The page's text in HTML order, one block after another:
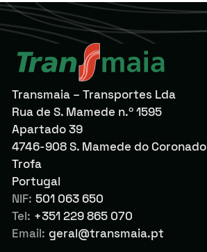
Transmaia – Transportes Lda
Rua de S. Mamede n.º 1595
Apartado 39
4746-908 S. Mamede do Coronado
Trofa
Portugal
NIF: 501 063 650
Tel: +351 229 865 070
Email: geral@transmaia.pt